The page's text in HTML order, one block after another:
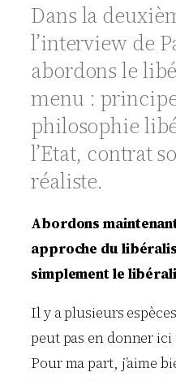
Dans la
l’interview de
abordons le
menu :
philosophie
l’Etat, contrat
réaliste.
Abordons
approche du
simplement le
Il y a plusieurs
peut pas en donner
Pour ma part, j’aime